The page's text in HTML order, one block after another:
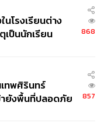
และโครงสร้างระบบ
ก Fullerton Thai
โรงเรียนต่าง
เป็นนักเรียน
868
ทพศิรินทร์
ยังพื้นที่ปลอดภัย
857